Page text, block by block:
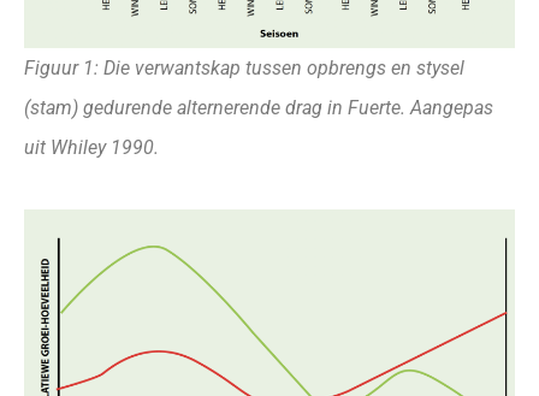
Figuur 1: Die verwantskap tussen opbrengs en stysel
(stam) gedurende alternerende drag in Fuerte. Aangepas
uit Whiley 1990.